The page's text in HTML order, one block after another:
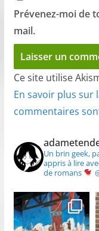
Prévenez-moi de
mail.
Ce site utilise
En savoir plus sur
commentaires
Un brin geek,
appris à lire
de romans